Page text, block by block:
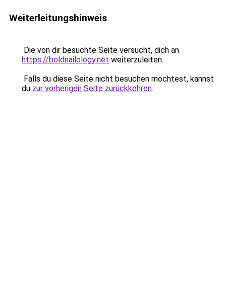
Weiterleitungshinweis
Die von dir besuchte Seite versucht, dich an
https://boldnailology.net weiterzuleiten.
Falls du diese Seite nicht besuchen möchtest, kannst
du zur vorherigen Seite zurückkehren.